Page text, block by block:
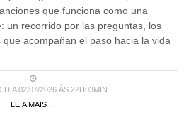
que funciona como una
un recorrido por las preguntas, los
acompañan el paso hacia la vida
DIA 02/07/2026 ÀS 22H03MIN
LEIA MAIS ...